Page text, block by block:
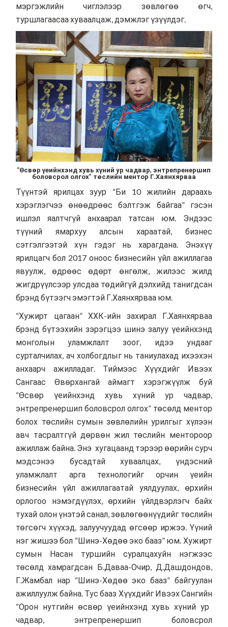
мэргэжлийн чиглэлээр зөвлөгөө өгч,
туршлагаасаа хуваалцаж, дэмжлэг үзүүлдэг.
“Өсвөр үеийнхэнд хувь хүний ур чадвар, энтрепренершип
боловсрол олгох” төслийн ментор Г.Хаянхярваа
Түүнтэй ярилцах зуур “Би 10 жилийн дараахь
хэрэглэгчээ өнөөдрөөс бэлтгэж байгаа” гэсэн
ишлэл яалтчгүй анхаарал татсан юм. Эндээс
түүний ямархуу алсын хараатай, бизнес
сэтгэлгээтэй хүн гэдэг нь харагдана. Энэхүү
ярилцагч бол 2017 оноос бизнесийн үйл ажиллагаа
явуулж, өдрөөс өдөрт өнгөлж, жилээс жилд
жигдрүүлсээр улсдаа төдийгүй дэлхийд танигдсан
брэнд бүтээгч эмэгтэй Г.Хаянхярваа юм.
“Хужирт цагаан” ХХК-ийн захирал Г.Хаянхярваа
брэнд бүтээхийн зэрэгцээ шинэ залуу үеийнхэнд
монголын уламжлалт зоог, идээ ундааг
сурталчилах, ач холбогдлыг нь таниулахад ихээхэн
анхаарч ажилладаг. Тиймээс Хүүхдийг Ивээх
Сангаас Өвөрхангай аймагт хэрэгжүүлж буй
“Өсвөр үеийнхэнд хувь хүний ур чадвар,
энтрепренершип боловсрол олгох” төсөлд ментор
болох төслийн сумын зөвлөлийн урилгыг хүлээн
авч тасралтгүй дөрвөн жил төслийн ментороор
ажиллаж байна. Энэ хугацаанд тэрээр өөрийн сурч
мэдсэнээ бусадтай хуваалцах, үндэсний
уламжлалт арга технологийг орчин үеийн
бизнесийн үйл ажиллагаатай уялдуулах, өрхийн
орлогоо нэмэгдүүлэх, өрхийн үйлдвэрлэгч байх
тухай олон үнэтэй санал, зөвлөгөөнүүдийг төслийн
төгсөгч хүүхэд, залуучуудад өгсөөр иржээ. Үүний
нэг жишээ бол “Шинэ-Хөдөө эко бааз” юм. Хужирт
сумын Насан туршийн суралцахуйн нэгжээс
төсөлд хамрагдсан Б.Даваа-Очир, Д.Дашдондов,
Г.Жамбал нар “Шинэ-Хөдөө эко бааз” байгуулан
ажиллуулж байна. Тус бааз Хүүхдийг Ивээх Сангийн
“Орон нутгийн өсвөр үеийнхэнд хувь хүний ур
чадвар, энтрепренершип боловсрол